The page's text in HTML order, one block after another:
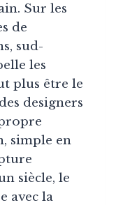
Sur les
de
sud-
les
plus être le
designers
simple en
siècle, le
avec la